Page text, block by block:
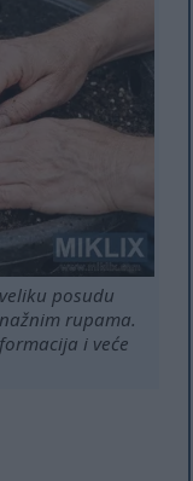
posudu
rupama.
i veće